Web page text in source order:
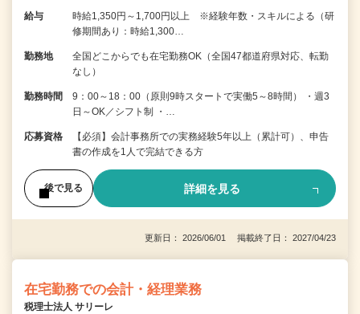
給与
時給1,350円～1,700円以上 ※経験年数・スキルによる（研
修期間あり：時給1,300…
勤務地
全国どこからでも在宅勤務OK（全国47都道府県対応、転勤
なし）
勤務時間
9：00～18：00（原則9時スタートで実働5～8時間） ・週3
日～OK／シフト制 ・…
応募資格
【必須】会計事務所での実務経験5年以上（累計可）、申告
書の作成を1人で完結できる方
後で見る 詳細を見る
更新日： 2026/06/01 掲載終了日： 2027/04/23
在宅勤務での会計・経理業務
税理士法人 サリーレ